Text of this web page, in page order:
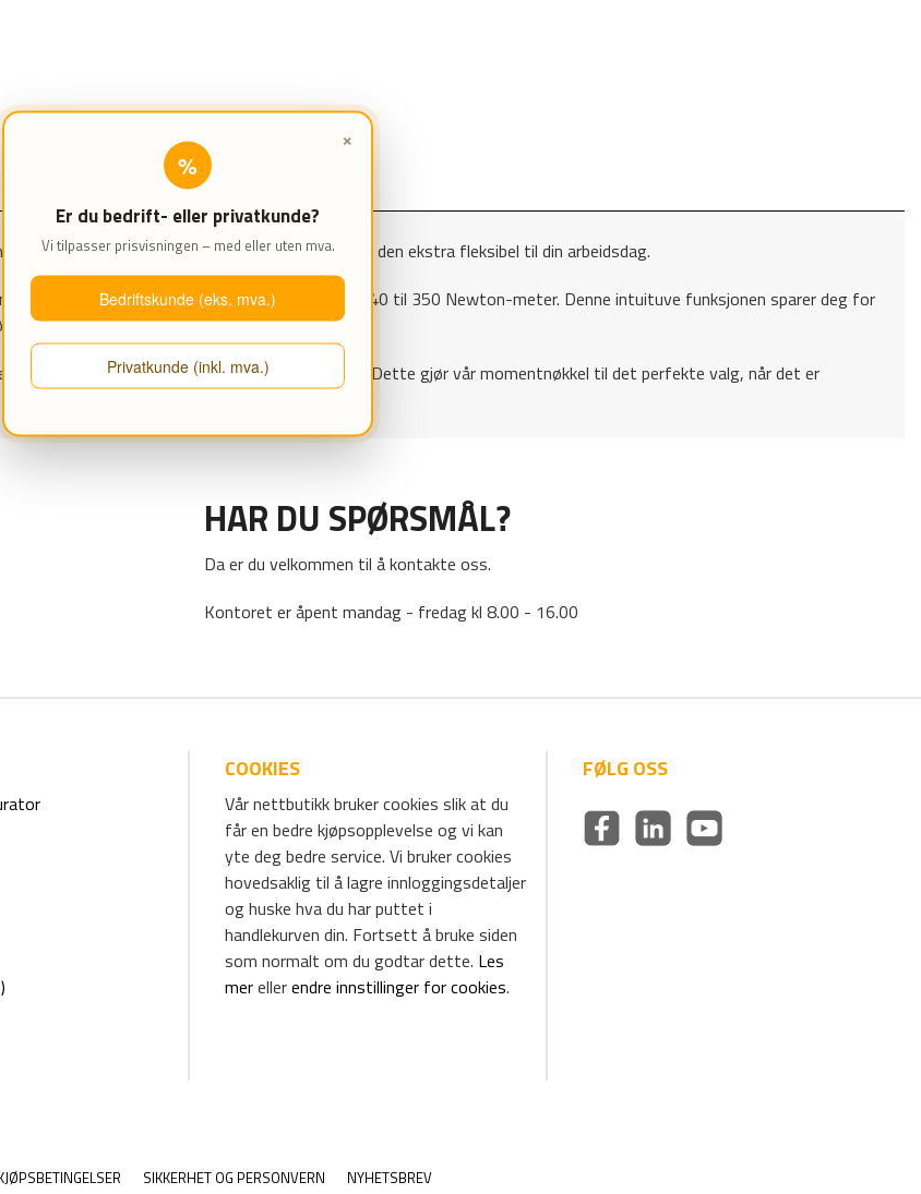
×
%
Er du bedrift- eller privatkunde?
Vi tilpasser prisvisningen – med eller uten mva.
Bedriftskunde (eks. mva.)
Privatkunde (inkl. mva.)
tanke på bruk, og med det ledd delte hodet gjør den ekstra fleksibel til din arbeidsdag.
gjrø det lett å tilpasse det rette momentet fra 40 til 350 Newton-meter. Denne intuituve funksjonen sparer deg for
og områder, som ellers er vanskelige å nå. Dette gjør vår momentnøkkel til det perfekte valg, når det er
HAR DU SPØRSMÅL?
Da er du velkommen til å kontakte oss.
Kontoret er åpent mandag - fredag kl 8.00 - 16.00
COOKIES
Vår nettbutikk bruker cookies slik at du
får en bedre kjøpsopplevelse og vi kan
yte deg bedre service. Vi bruker cookies
hovedsaklig til å lagre innloggingsdetaljer
og huske hva du har puttet i
handlekurven din. Fortsett å bruke siden
som normalt om du godtar dette. Les
merellerendre innstillinger for cookies.
FØLG OSS
SIKKERHET OG PERSONVERN NYHETSBREV